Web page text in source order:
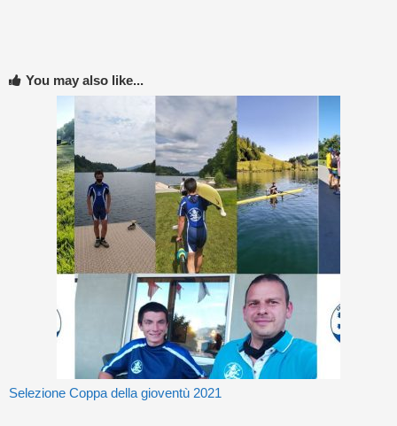
You may also like...
Selezione Coppa della gioventù 2021